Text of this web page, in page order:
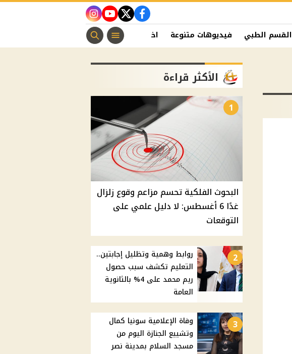
facebook
twitter
youtube
instagram
القسم الطبي فيديوهات متنوعة اخبار الفن منوعات مسيحية
الأكثر قراءة
1
البحوث الفلكية تحسم مزاعم وقوع زلزال
غدًا 6 أغسطس: لا دليل علمي على
التوقعات
2
روابط وهمية وتظليل إجابتين..
التعليم تكشف سبب حصول
ريم محمد على 4% بالثانوية
العامة
3
وفاة الإعلامية سونيا كمال
وتشييع الجنازة اليوم من
مسجد السلام بمدينة نصر